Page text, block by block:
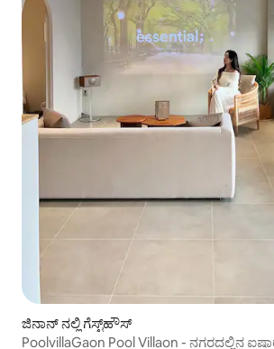
ಜಿನಾನ್ ನಲ್ಲಿ ಗೆಸ್ಟ್‌ಹೌಸ್
PoolvillaGaon Pool Villaon - ನಗರದಲ್ಲಿನ